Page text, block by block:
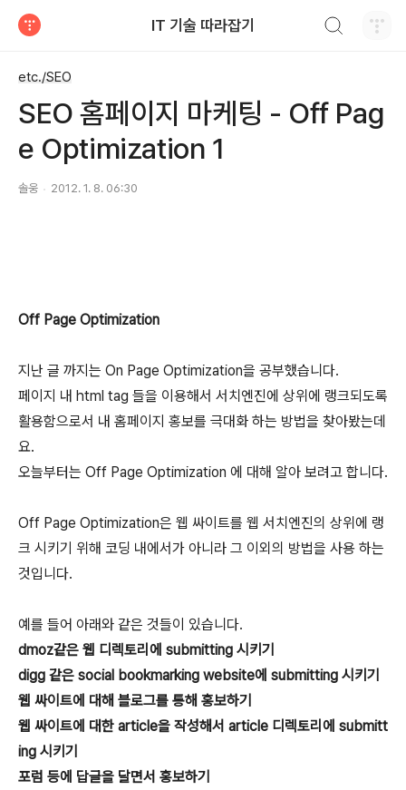
IT 기술 따라잡기
etc./SEO
SEO 홈페이지 마케팅 - Off Pag
e Optimization 1
솔웅 2012. 1. 8. 06:30
Off Page Optimization
지난 글 까지는 On Page Optimization을 공부했습니다.
페이지 내 html tag 들을 이용해서 서치엔진에 상위에 랭크되도록
활용함으로서 내 홈페이지 홍보를 극대화 하는 방법을 찾아봤는데
요.
오늘부터는 Off Page Optimization 에 대해 알아 보려고 합니다.
Off Page Optimization은 웹 싸이트를 웹 서치엔진의 상위에 랭
크 시키기 위해 코딩 내에서가 아니라 그 이외의 방법을 사용 하는
것입니다.
예를 들어 아래와 같은 것들이 있습니다.
dmoz같은 웹 디렉토리에 submitting 시키기
digg 같은 social bookmarking website에 submitting 시키기
웹 싸이트에 대해 블로그를 통해 홍보하기
웹 싸이트에 대한 article을 작성해서 article 디렉토리에 submitt
ing 시키기
포럼 등에 답글을 달면서 홍보하기